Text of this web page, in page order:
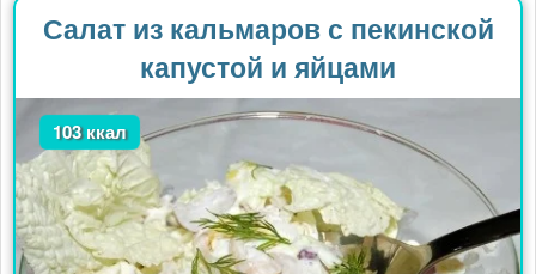
Салат из кальмаров с пекинской
капустой и яйцами
103 ккал